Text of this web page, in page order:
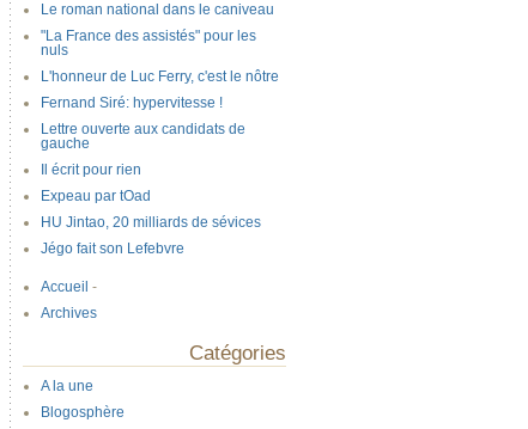
Le roman national dans le caniveau
"La France des assistés" pour les
nuls
L'honneur de Luc Ferry, c'est le nôtre
Fernand Siré: hypervitesse !
Lettre ouverte aux candidats de
gauche
Il écrit pour rien
Expeau par tOad
HU Jintao, 20 milliards de sévices
Jégo fait son Lefebvre
Accueil -
Archives
Catégories
A la une
Blogosphère